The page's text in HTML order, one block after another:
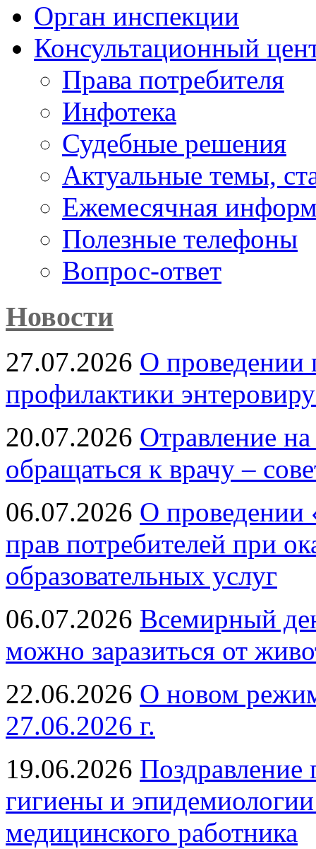
Орган инспекции
Консультационный
Права потребителя
Инфотека
Судебные решения
Актуальные темы,
Ежемесячная
Полезные телефоны
Вопрос-ответ
Новости
27.07.2026 О проведении
профилактики
20.07.2026 Отравление
обращаться к врачу –
06.07.2026 О проведении
прав потребителей при
образовательных услуг
06.07.2026 Всемирный
можно заразиться от
22.06.2026 О новом
27.06.2026 г.
19.06.2026 Поздравление
гигиены и
медицинского работника